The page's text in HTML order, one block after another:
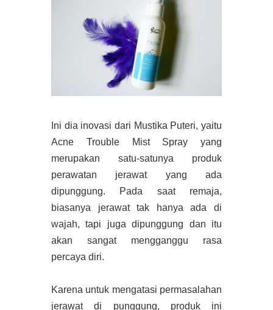
Ini dia inovasi dari Mustika Puteri, yaitu
Acne Trouble Mist Spray yang
merupakan satu-satunya produk
perawatan jerawat yang ada
dipunggung. Pada saat remaja,
biasanya jerawat tak hanya ada di
wajah, tapi juga dipunggung dan itu
akan sangat mengganggu rasa
percaya diri.
Karena untuk mengatasi permasalahan
jerawat di punggung, produk ini